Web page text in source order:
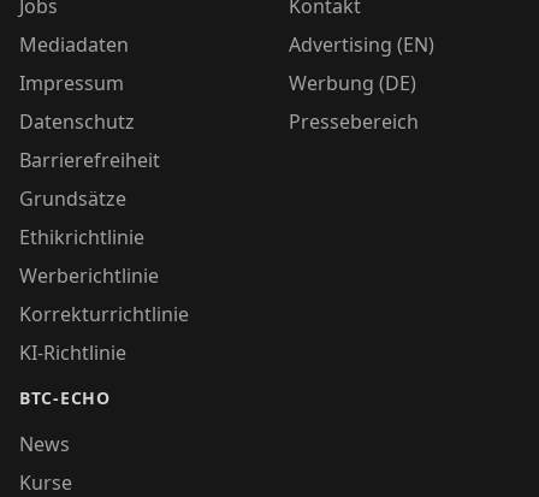
Jobs
Mediadaten
Impressum
Datenschutz
Barrierefreiheit
Grundsätze
Ethikrichtlinie
Werberichtlinie
Korrekturrichtlinie
KI-Richtlinie
BTC-ECHO
News
Kurse
Kontakt
Advertising (EN)
Werbung (DE)
Pressebereich